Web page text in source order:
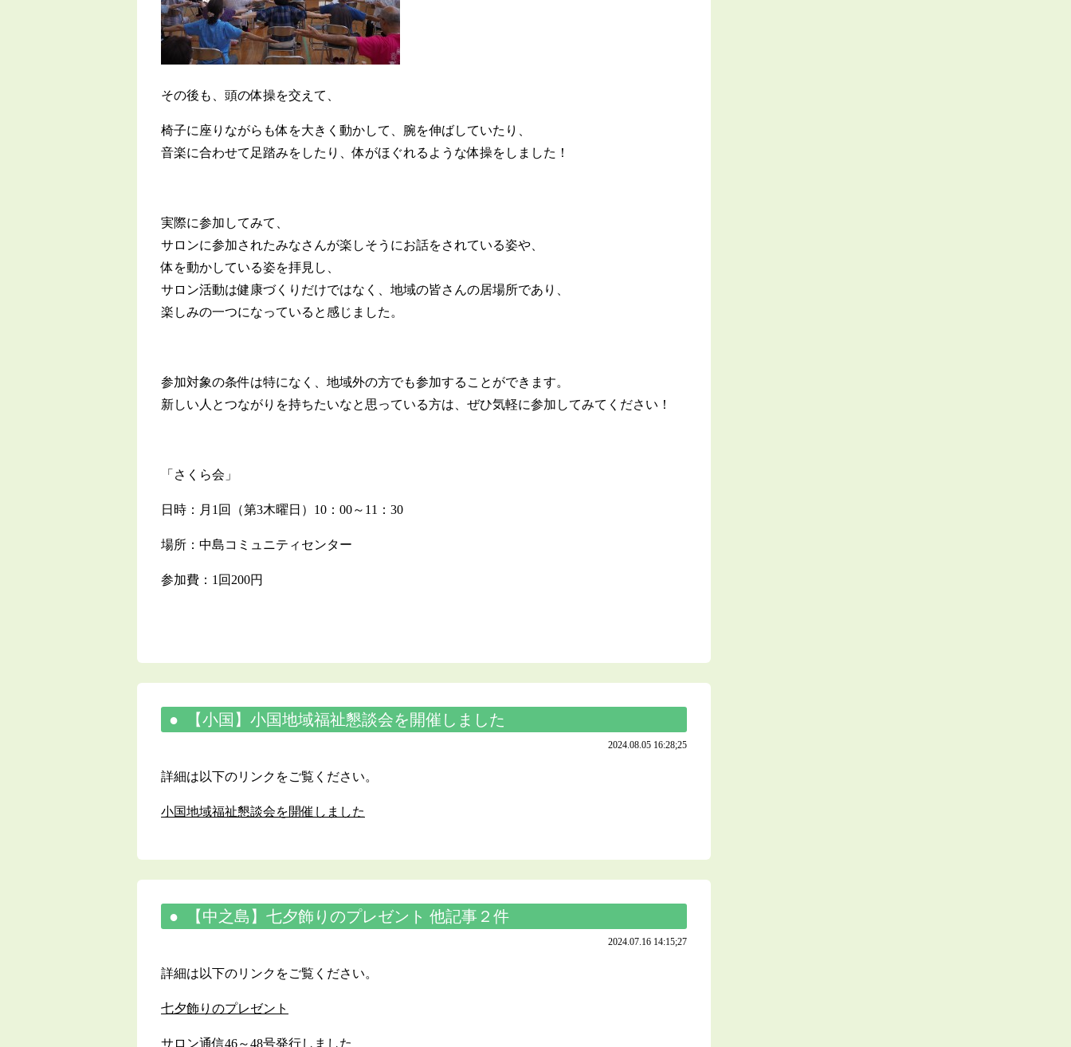
その後も、頭の体操を交えて、
椅子に座りながらも体を大きく動かして、腕を伸ばしていたり、
音楽に合わせて足踏みをしたり、体がほぐれるような体操をしました！
実際に参加してみて、
サロンに参加されたみなさんが楽しそうにお話をされている姿や、
体を動かしている姿を拝見し、
サロン活動は健康づくりだけではなく、地域の皆さんの居場所であり、
楽しみの一つになっていると感じました。
参加対象の条件は特になく、地域外の方でも参加することができます。
新しい人とつながりを持ちたいなと思っている方は、ぜひ気軽に参加してみてください！
「さくら会」
日時：月1回（第3木曜日）10：00～11：30
場所：中島コミュニティセンター
参加費：1回200円
【小国】小国地域福祉懇談会を開催しました
2024.08.05 16:28;25
詳細は以下のリンクをご覧ください。
小国地域福祉懇談会を開催しました
【中之島】七夕飾りのプレゼント 他記事２件
2024.07.16 14:15;27
詳細は以下のリンクをご覧ください。
七夕飾りのプレゼント
サロン通信46～48号発行しました